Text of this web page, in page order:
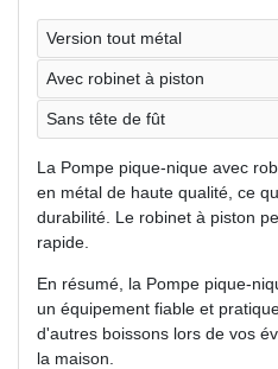
Version tout métal
Avec robinet à piston
Sans tête de fût
La Pompe pique-nique avec
en métal de haute qualité, ce
durabilité. Le robinet à piston
rapide.
En résumé, la Pompe pique-
un équipement fiable et
d'autres boissons lors de vos
la maison.